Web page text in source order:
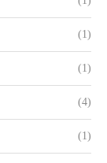
(1)
(1)
(4)
(1)